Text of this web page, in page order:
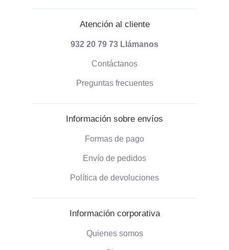
Atención al cliente
932 20 79 73 Llámanos
Contáctanos
Preguntas frecuentes
Información sobre envíos
Formas de pago
Envío de pedidos
Política de devoluciones
Información corporativa
Quienes somos